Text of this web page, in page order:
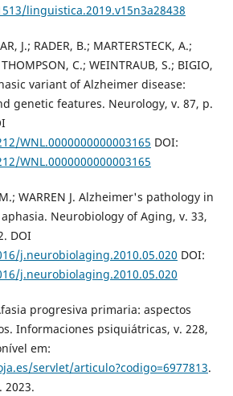
linguistica.2019.v15n3a28438
J.; RADER, B.; MARTERSTECK, A.;
C.; WEINTRAUB, S.; BIGIO,
variant of Alzheimer disease:
genetic features. Neurology, v. 87, p.
WNL.0000000000003165 DOI:
WNL.0000000000003165
M.; WARREN J. Alzheimer's pathology in
Neurobiology of Aging, v. 33,
DOI
j.neurobiolaging.2010.05.020 DOI:
j.neurobiolaging.2010.05.020
Afasia progresiva primaria: aspectos
Informaciones psiquiátricas, v. 228,
em:
servlet/articulo?codigo=6977813.
2023.